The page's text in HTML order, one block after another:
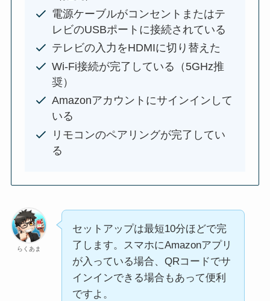
電源ケーブルがコンセントまたはテ
レビのUSBポートに接続されている
テレビの入力をHDMIに切り替えた
Wi-Fi接続が完了している（5GHz推
奨）
Amazonアカウントにサインインして
いる
リモコンのペアリングが完了してい
る
らくあま
セットアップは最短10分ほどで完
了します。スマホにAmazonアプリ
が入っている場合、QRコードでサ
インインできる場合もあって便利
ですよ。